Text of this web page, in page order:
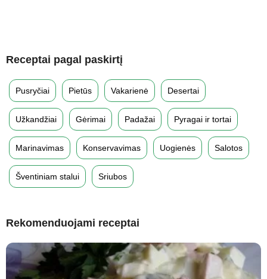
Receptai pagal paskirtį
Pusryčiai Pietūs Vakarienė Desertai
Užkandžiai Gėrimai Padažai Pyragai ir tortai
Marinavimas Konservavimas Uogienės Salotos
Šventiniam stalui Sriubos
Rekomenduojami receptai